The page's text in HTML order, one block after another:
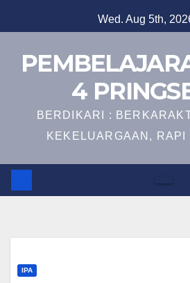
to
Wed. Aug 5th,
4
BERDIKARI :
KEKELUARGAAN,
IPA